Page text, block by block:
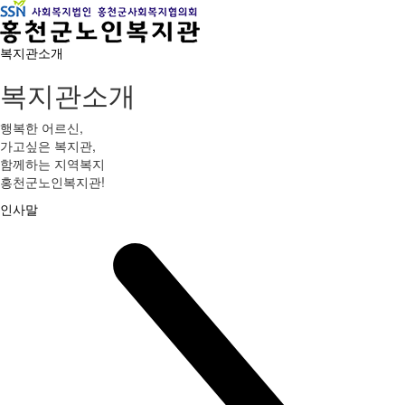
복지관소개
복지관소개
행복한 어르신,
가고싶은 복지관,
함께하는 지역복지
홍천군노인복지관!
인사말